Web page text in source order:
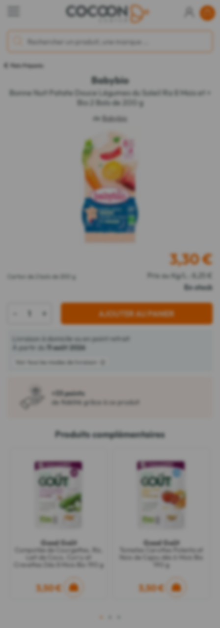
Plats Préparés
Babybio
Bonne Nuit Patate Douce Légumes du Soleil Riz 8 Mois et +
Bio 2 Bols de 200 g
de Babybio
Carton de 2 bols de 200 g
3,30€
Prix au Kg/L : 8,25 €
En stock
+ AJOUTER AU PANIER
Livraison à domicile ou en point retrait
À partir du
11 août 2026
Voir tous les modes de livraison
+33 points
de fidélité grâce à ce produit
Produits complémentaires
Good Goût
Compotée de Courgettes, Riz,
Crevettes Dès 8 Mois Bio 190 g
3,50 €
Good Goût
Tomates Carottes Polenta et
3,50 €
1